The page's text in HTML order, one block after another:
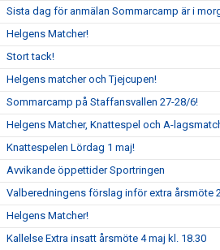
Sista dag för anmälan Sommarcamp är i
Helgens Matcher!
Stort tack!
Helgens matcher och Tjejcupen!
Sommarcamp på Staffansvallen 27-28/6!
Helgens Matcher, Knattespel och A-
Knattespelen Lördag 1 maj!
Avvikande öppettider Sportringen
Valberedningens förslag inför extra årsmöte
Helgens Matcher!
Kallelse Extra insatt årsmöte 4 maj kl. 18.30